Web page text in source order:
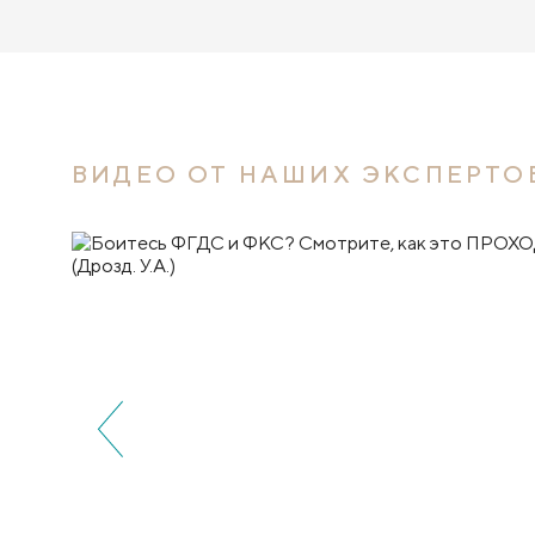
ВИДЕО ОТ НАШИХ